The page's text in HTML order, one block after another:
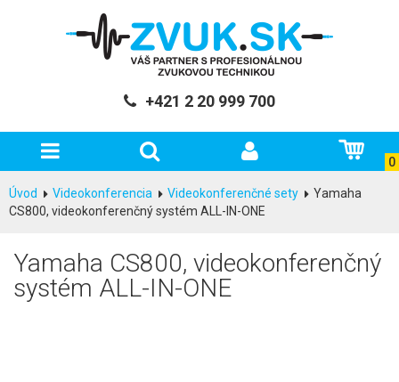
+421 2 20 999 700
0
Úvod Videokonferencia Videokonferenčné sety
Yamaha
CS800, videokonferenčný systém ALL-IN-ONE
Yamaha CS800, videokonferenčný
systém ALL-IN-ONE